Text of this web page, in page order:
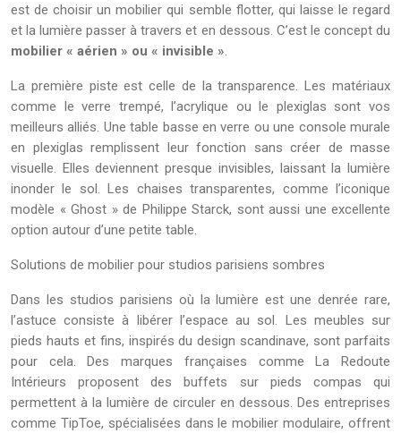
est de choisir un mobilier qui semble flotter, qui laisse le regard
et la lumière passer à travers et en dessous. C’est le concept du
mobilier « aérien » ou « invisible ».
La première piste est celle de la transparence. Les matériaux
comme le verre trempé, l’acrylique ou le plexiglas sont vos
meilleurs alliés. Une table basse en verre ou une console murale
en plexiglas remplissent leur fonction sans créer de masse
visuelle. Elles deviennent presque invisibles, laissant la lumière
inonder le sol. Les chaises transparentes, comme l’iconique
modèle « Ghost » de Philippe Starck, sont aussi une excellente
option autour d’une petite table.
Solutions de mobilier pour studios parisiens sombres
Dans les studios parisiens où la lumière est une denrée rare,
l’astuce consiste à libérer l’espace au sol. Les meubles sur
pieds hauts et fins, inspirés du design scandinave, sont parfaits
pour cela. Des marques françaises comme La Redoute
Intérieurs proposent des buffets sur pieds compas qui
permettent à la lumière de circuler en dessous. Des entreprises
comme TipToe, spécialisées dans le mobilier modulaire, offrent